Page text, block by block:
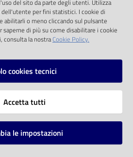
del sito da parte degli utenti. Utilizza
per fini statistici. I cookie di
abilitarli o meno cliccando sul pulsante
saperne di più su come disabilitare i cookie
consulta la nostraCookie Policy.
cookies tecnici
Accetta tutti
le impostazioni